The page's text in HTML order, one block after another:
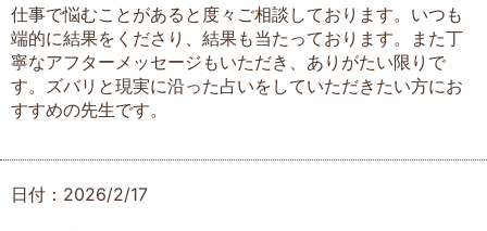
仕事で悩むことがあると度々ご相談しております。いつも
端的に結果をくださり、結果も当たっております。また丁
寧なアフターメッセージもいただき、ありがたい限りで
す。ズバリと現実に沿った占いをしていただきたい方にお
すすめの先生です。
日付：2026/2/17